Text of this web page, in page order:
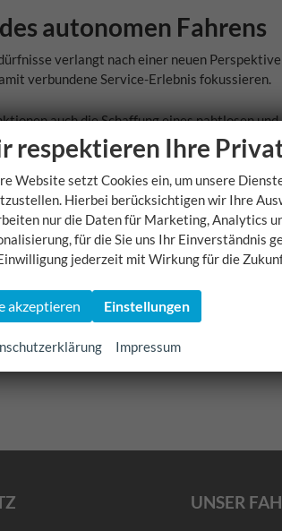
autonomen Fahrens
verlangt nach einer neuen
verbundene Service-Erlebnis fokussieren.
auch die Schaffung eines nahtlosen
Dienstleistungen – ein
geprägt. Während die Technologie
und Konzepten, was einen großen Sprung
was das langfristige Überleben
wird, wie wir uns fortbewegen, sondern
zu erkennen und unseren Kunden
zu begleiten und zu unterstützen. Bleiben
UNSER
respektieren Ihre
Website setzt Cookies ein, um unsere
Hierbei berücksichtigen wir Ihre
nur die Daten für Marketing, Analytics
für die Sie uns Ihr Einverständnis
jederzeit mit Wirkung für die
akzeptieren Einstellungen
Impressum